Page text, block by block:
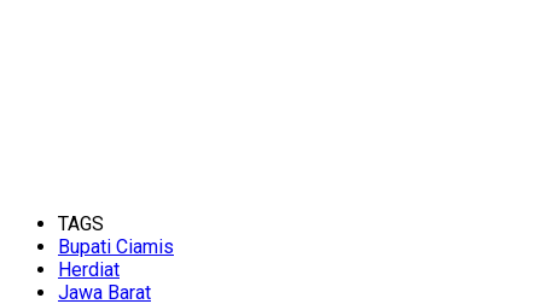
TAGS
Bupati Ciamis
Herdiat
Jawa Barat